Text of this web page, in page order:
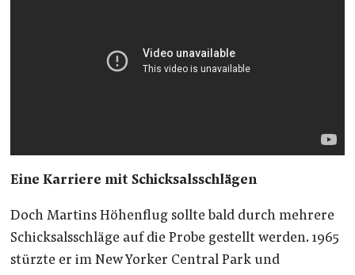
Eine Karriere mit Schicksalsschlägen
Doch Martins Höhenflug sollte bald durch mehrere
Schicksalsschläge auf die Probe gestellt werden. 1965
stürzte er im New Yorker Central Park und